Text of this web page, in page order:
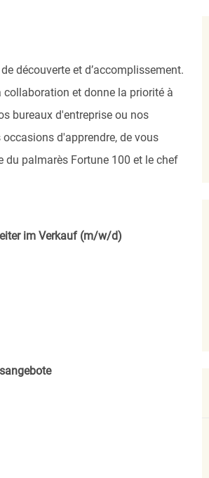
découverte et d’accomplissement.
et donne la priorité à
bureaux d'entreprise ou nos
d'apprendre, de vous
du palmarès Fortune 100 et le chef
im Verkauf (m/w/d)